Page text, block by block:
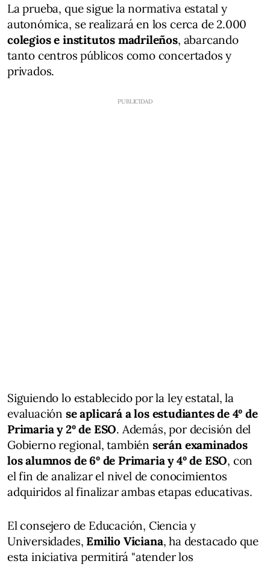
La prueba, que sigue la normativa estatal y
autonómica, se realizará en los cerca de 2.000
colegios e institutos madrileños, abarcando
tanto centros públicos como concertados y
privados.
Siguiendo lo establecido por la ley estatal, la
evaluación se aplicará a los estudiantes de 4º de
Primaria y 2º de ESO. Además, por decisión del
Gobierno regional, también serán examinados
los alumnos de 6º de Primaria y 4º de ESO, con
el fin de analizar el nivel de conocimientos
adquiridos al finalizar ambas etapas educativas.
El consejero de Educación, Ciencia y
Universidades, Emilio Viciana, ha destacado que
esta iniciativa permitirá "atender los